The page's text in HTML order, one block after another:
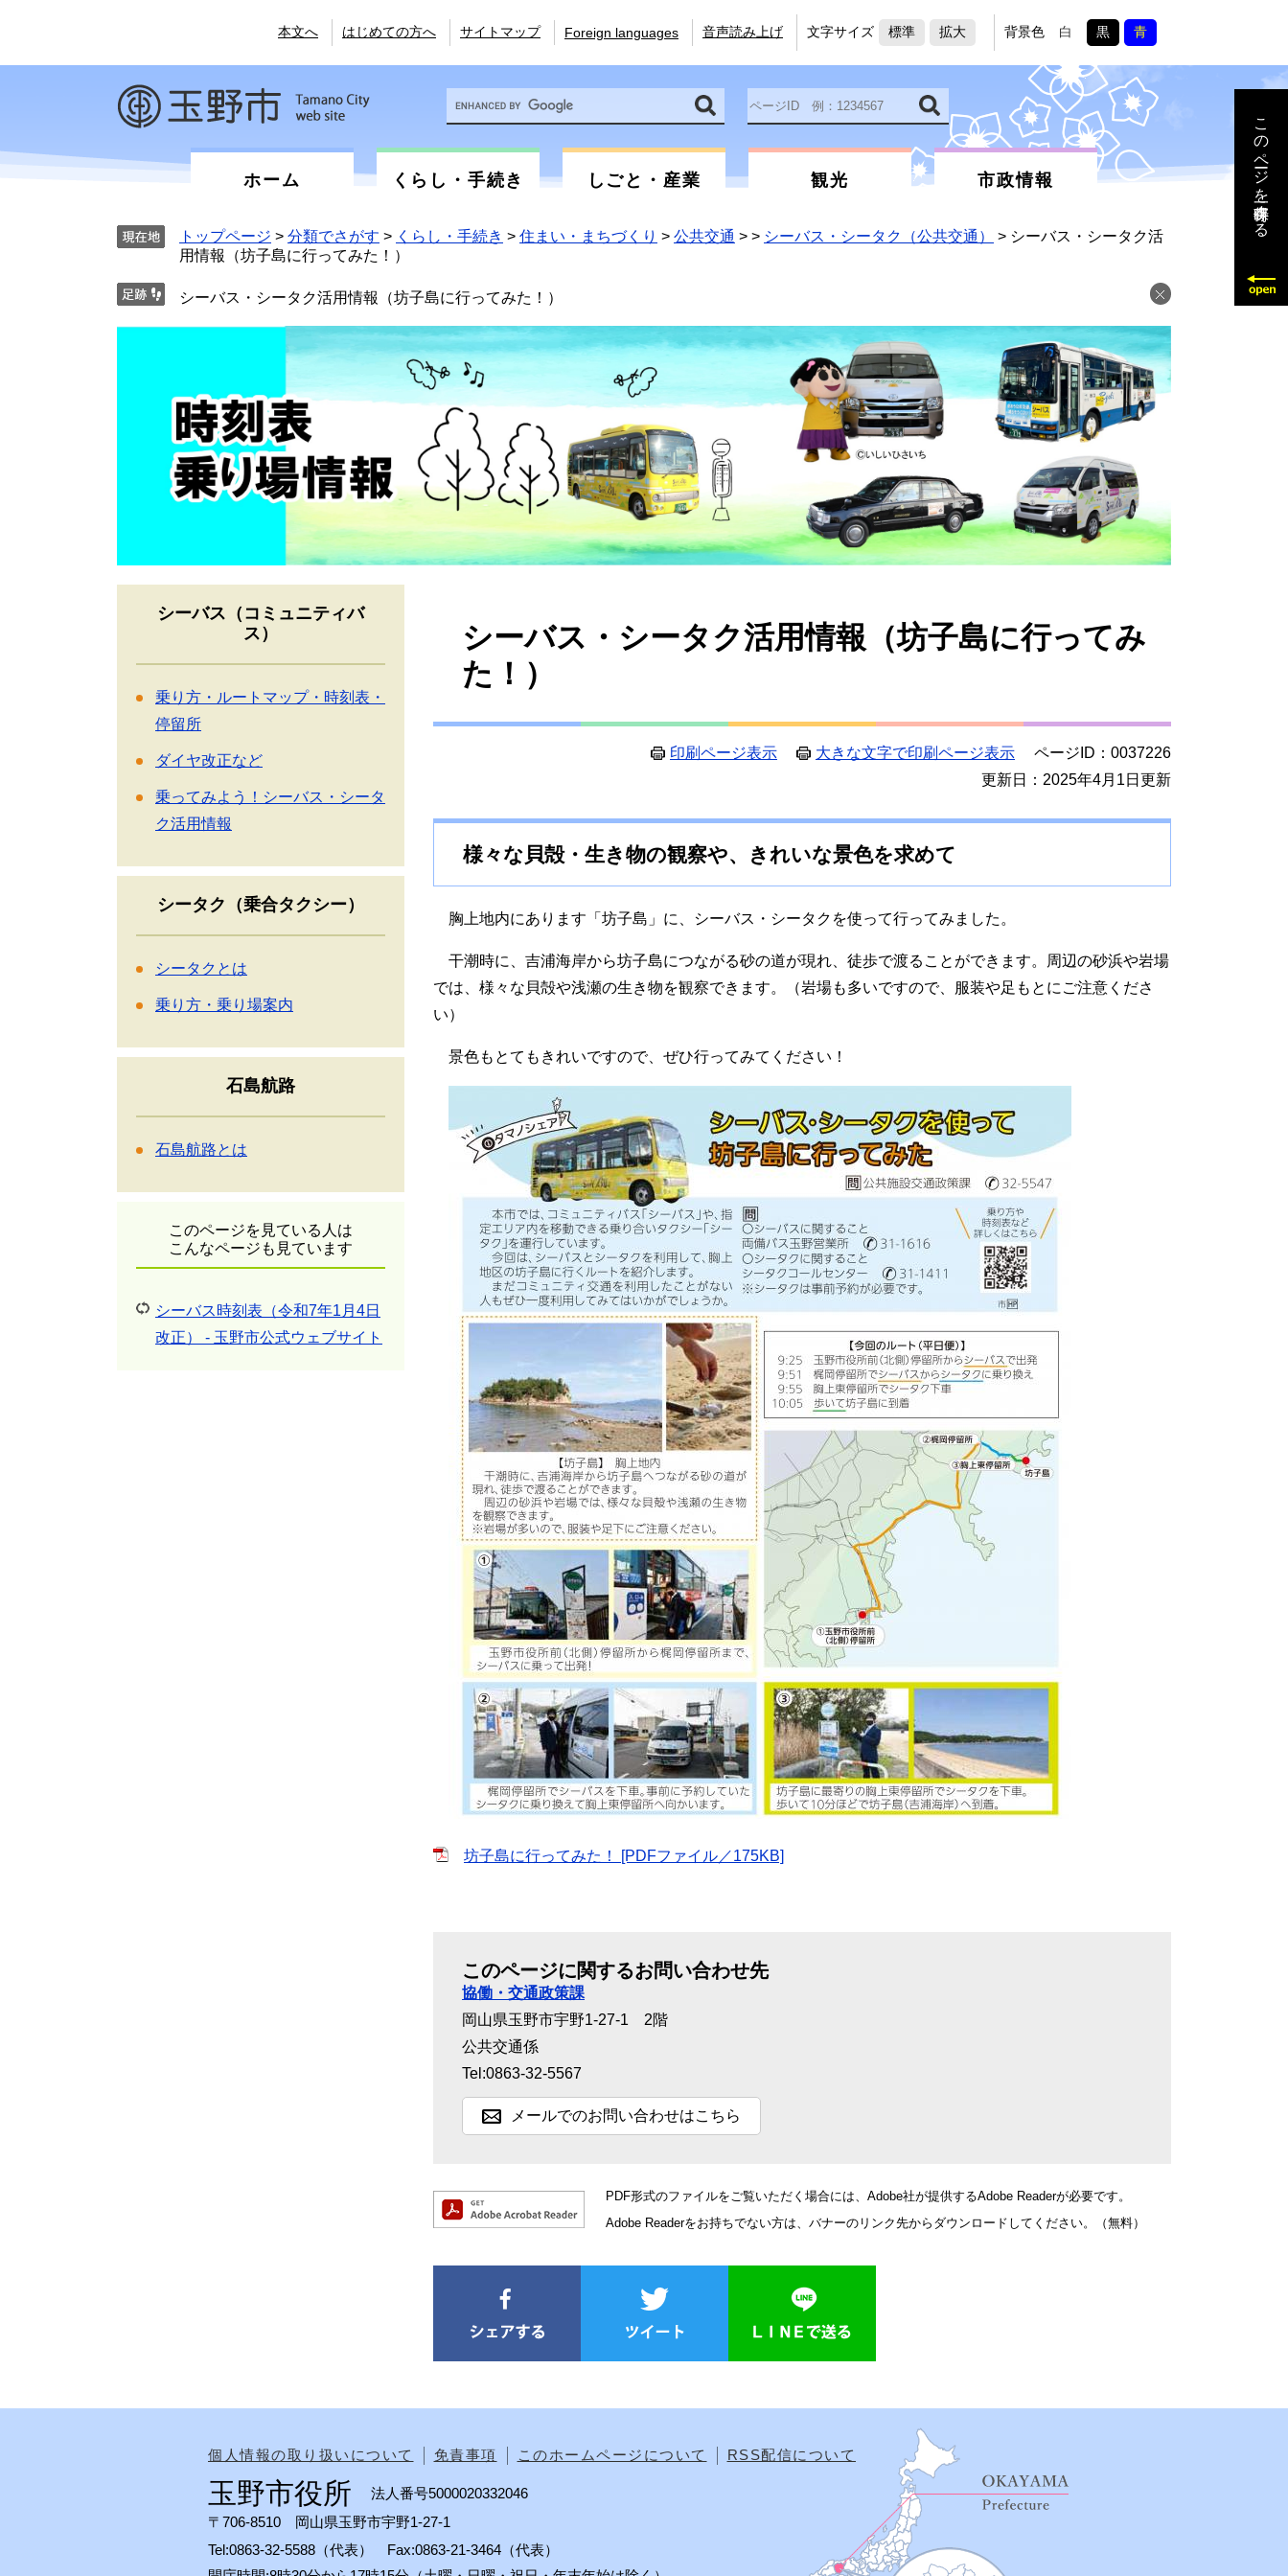
の
す。
ー
し
本文へ はじめての方へ サイトマップ Foreign languages 音声読み上げ 文字サイズ 標準 拡大 背景色 白 黒 青
カ
タ
ム
ID
を
ホーム くらし・手続き しごと・産業 観光 市政情報 このページを一時保存する
トップページ > 分類でさがす > くらし・手続き > 住まい・まちづくり > 公共交通 > > シーバス・シータク（公共交通） > シーバス・シータク活
用情報（坊子島に行ってみた！）
シーバス・シータク活用情報（坊子島に行ってみた！）
シーバス・シータク活用情報（坊子島に行ってみ
た！）
印刷ページ表示 大きな文字で印刷ページ表示
ページID：0037226
更新日：2025年4月1日更新
様々な貝殻・生き物の観察や、きれいな景色を求めて
胸上地内にあります「坊子島」に、シーバス・シータクを使って行ってみました。
干潮時に、吉浦海岸から坊子島につながる砂の道が現れ、徒歩で渡ることができます。周辺の砂浜や岩場
では、様々な貝殻や浅瀬の生き物を観察できます。（岩場も多いですので、服装や足もとにご注意くださ
い）
景色もとてもきれいですので、ぜひ行ってみてください！
坊子島に行ってみた！ [PDFファイル／175KB]
このページに関するお問い合わせ先
協働・交通政策課
岡山県玉野市宇野1-27-1 2階
公共交通係
Tel:0863-32-5567
メールでのお問い合わせはこちら
PDF形式のファイルをご覧いただく場合には、Adobe社が提供するAdobe Readerが必要です。
Adobe Readerをお持ちでない方は、バナーのリンク先からダウンロードしてください。（無料）
シーバス（コミュニティバ
ス）
乗り方・ルートマップ・時刻表・
停留所
ダイヤ改正など
乗ってみよう！シーバス・シータ
ク活用情報
シータク（乗合タクシー）
シータクとは
乗り方・乗り場案内
石島航路
石島航路とは
このページを見ている人は
こんなページも見ています
シーバス時刻表（令和7年1月4日
改正） - 玉野市公式ウェブサイト
個人情報の取り扱いについて 免責事項 このホームページについて RSS配信について
玉野市役所
法人番号5000020332046
〒706-8510 岡山県玉野市宇野1-27-1
Tel:0863-32-5588（代表） Fax:0863-21-3464（代表）